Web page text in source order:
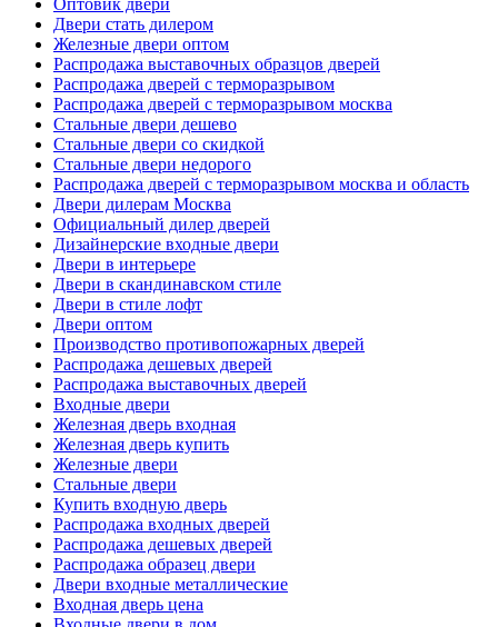
Оптовик двери
Двери стать дилером
Железные двери оптом
Распродажа выставочных образцов дверей
Распродажа дверей с терморазрывом
Распродажа дверей с терморазрывом москва
Стальные двери дешево
Стальные двери со скидкой
Стальные двери недорого
Распродажа дверей с терморазрывом москва и область
Двери дилерам Москва
Официальный дилер дверей
Дизайнерские входные двери
Двери в интерьере
Двери в скандинавском стиле
Двери в стиле лофт
Двери оптом
Производство противопожарных дверей
Распродажа дешевых дверей
Распродажа выставочных дверей
Входные двери
Железная дверь входная
Железная дверь купить
Железные двери
Стальные двери
Купить входную дверь
Распродажа входных дверей
Распродажа дешевых дверей
Распродажа образец двери
Двери входные металлические
Входная дверь цена